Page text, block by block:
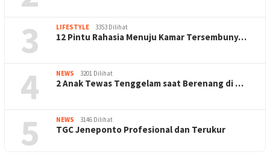
3 LIFESTYLE 3353 Dilihat
12 Pintu Rahasia Menuju Kamar Tersembuny…
4 NEWS 3201 Dilihat
2 Anak Tewas Tenggelam saat Berenang di …
5 NEWS 3146 Dilihat
TGC Jeneponto Profesional dan Terukur